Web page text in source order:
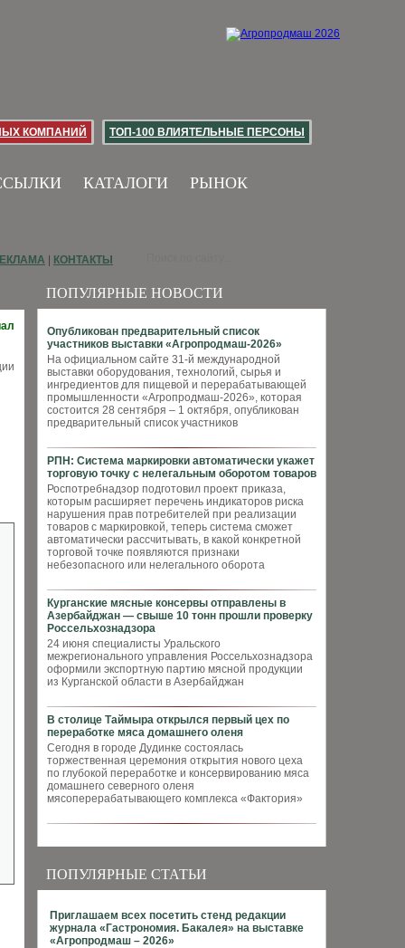
КОМПАНИЙ ТОП-100 ВЛИЯТЕЛЬНЫЕ ПЕРСОНЫ
КАТАЛОГИ РЫНОК
ПОПУЛЯРНЫЕ НОВОСТИ
Опубликован предварительный список
участников выставки «Агропродмаш-2026»
На официальном сайте 31-й международной
выставки оборудования, технологий, сырья и
ингредиентов для пищевой и перерабатывающей
промышленности «Агропродмаш-2026», которая
состоится 28 сентября – 1 октября, опубликован
предварительный список участников
РПН: Система маркировки автоматически укажет
торговую точку с нелегальным оборотом товаров
Роспотребнадзор подготовил проект приказа,
которым расширяет перечень индикаторов риска
нарушения прав потребителей при реализации
товаров с маркировкой, теперь система сможет
автоматически рассчитывать, в какой конкретной
торговой точке появляются признаки
небезопасного или нелегального оборота
Курганские мясные консервы отправлены в
Азербайджан — свыше 10 тонн прошли проверку
Россельхознадзора
24 июня специалисты Уральского
межрегионального управления Россельхознадзора
оформили экспортную партию мясной продукции
из Курганской области в Азербайджан
В столице Таймыра открылся первый цех по
переработке мяса домашнего оленя
Сегодня в городе Дудинке состоялась
торжественная церемония открытия нового цеха
по глубокой переработке и консервированию мяса
домашнего северного оленя
мясоперерабатывающего комплекса «Фактория»
ПОПУЛЯРНЫЕ СТАТЬИ
Приглашаем всех посетить стенд редакции
журнала «Гастрономия. Бакалея» на выставке
«Агропродмаш – 2026»
КОНТАКТЫ